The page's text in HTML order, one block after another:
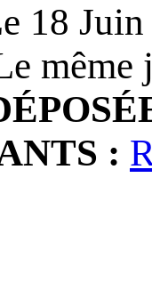
18
même
: